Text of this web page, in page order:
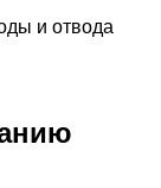
и отвода